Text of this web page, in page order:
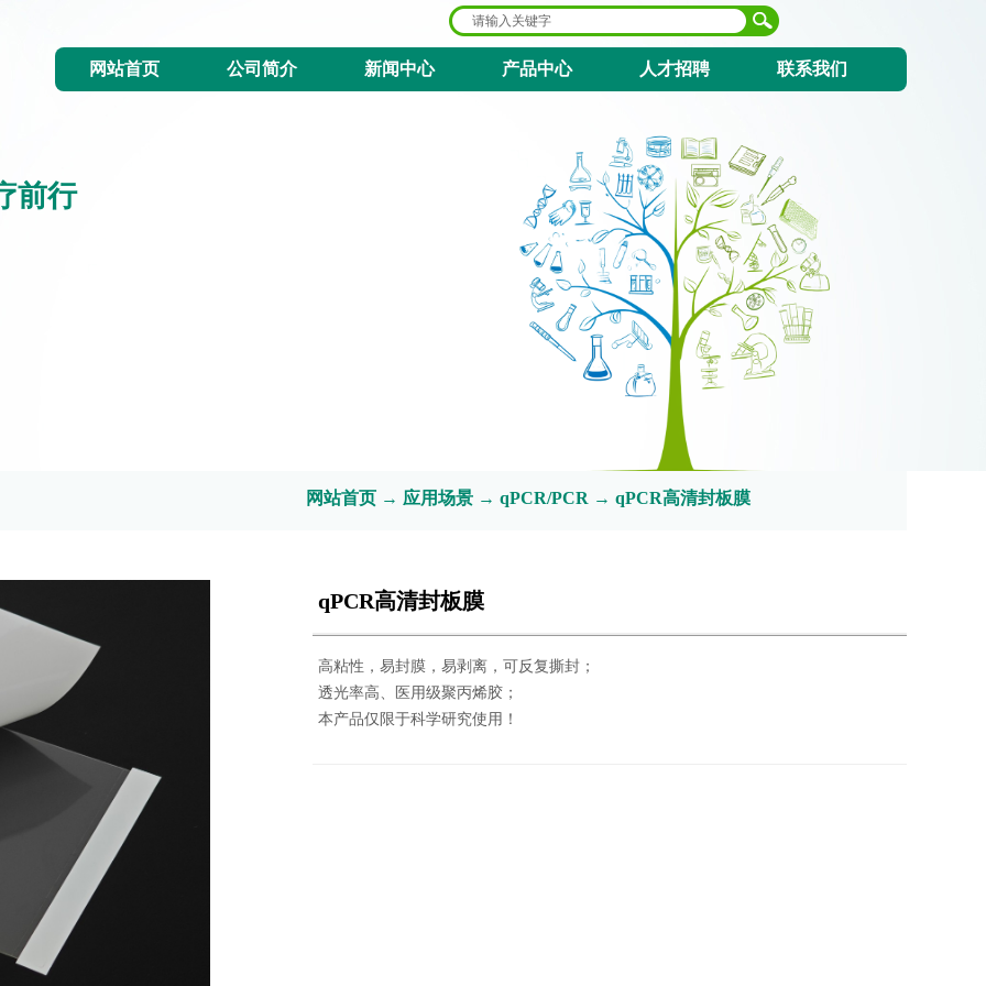
网站首页 公司简介 新闻中心 产品中心 人才招聘 联系我们
前行
网站首页 → 应用场景 → qPCR/PCR → qPCR高清封板膜
qPCR高清封板膜
高粘性，易封膜，易剥离，可反复撕封；
透光率高、医用级聚丙烯胶；
本产品仅限于科学研究使用！